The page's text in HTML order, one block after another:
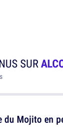
SUR
du Mojito en